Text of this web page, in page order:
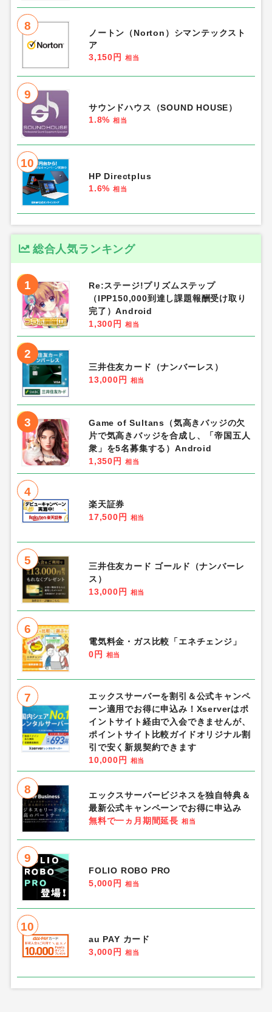
8
ノートン（Norton）シマンテックスト
ア
3,150円
相当
9
サウンドハウス（SOUND HOUSE）
1.8% 相当
10
HP Directplus
1.6% 相当
総合人気ランキング
1
Re:ステージ!プリズムステップ
（IPP150,000到達し課題報酬受け取り
完了）Android
1,300円
相当
2
三井住友カード（ナンバーレス）
13,000円
相当
3
Game of Sultans（気高きバッジの欠
片で気高きバッジを合成し、「帝国五人
衆」を5名募集する）Android
1,350円
相当
4
楽天証券
17,500円
相当
5
三井住友カード ゴールド（ナンバーレ
ス）
13,000円
相当
6
電気料金・ガス比較「エネチェンジ」
0円
相当
7
エックスサーバーを割引＆公式キャンペ
ーン適用でお得に申込み！Xserverはポ
イントサイト経由で入会できませんが、
ポイントサイト比較ガイドオリジナル割
引で安く新規契約できます
10,000円
相当
8
エックスサーバービジネスを独自特典＆
最新公式キャンペーンでお得に申込み
無料で一ヵ月期間延長 相当
9
FOLIO ROBO PRO
5,000円
相当
10
au PAY カード
3,000円
相当